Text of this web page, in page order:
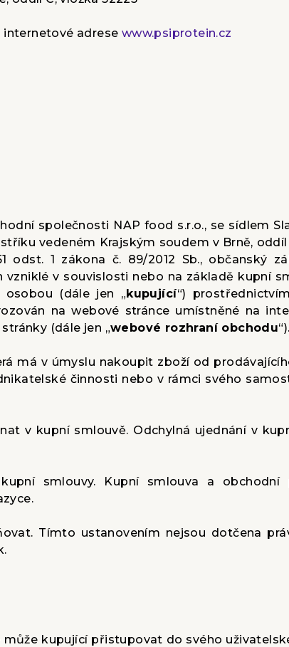
adrese www.psiprotein.cz
společnosti NAP food s.r.o., se sídlem
vedeném Krajským soudem v Brně, oddíl
odst. 1 zákona č. 89/2012 Sb., občanský
v souvislosti nebo na základě kupní
osobou (dále jen „kupující“)
na webové stránce umístněné na
(dále jen „webové rozhraní obchodu“).
má v úmyslu nakoupit zboží od
činnosti nebo v rámci svého
v kupní smlouvě. Odchylná ujednání v
smlouvy. Kupní smlouva a obchodní
Tímto ustanovením nejsou dotčena
kupující přistupovat do svého